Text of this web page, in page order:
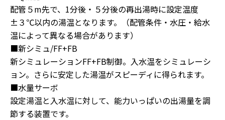
配管５m先で、1分後・５分後の再出湯時に設定温度
±３℃以内の湯温となります。（配管条件・水圧・給水
温によって異なる場合があります）
■新シミュ/FF+FB
新シミュレーションFF+FB制御。入水温をシミュレーシ
ョン。さらに安定した湯温がスピーディに得られます。
■水量サーボ
設定湯温と入水温に対して、能力いっぱいの出湯量を調
節する装置です。